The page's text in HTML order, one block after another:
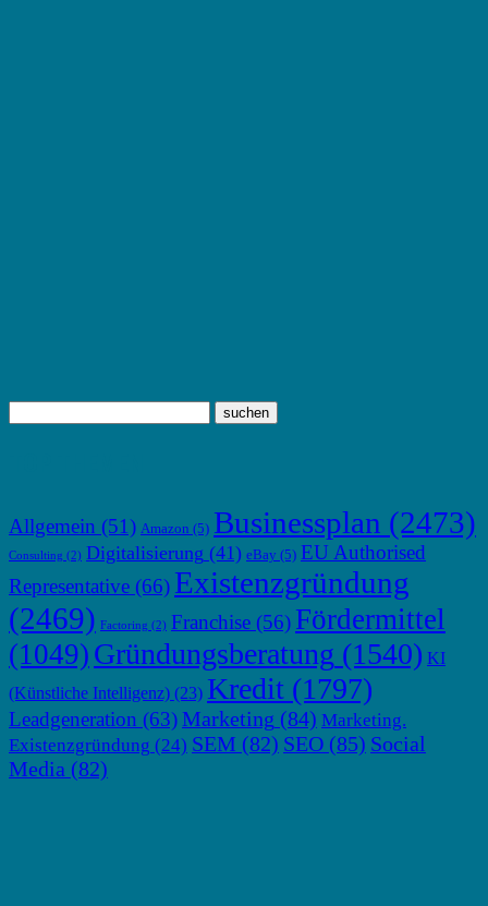
Allgemein (51) Amazon (5) Businessplan (2473)
Consulting (2) Digitalisierung (41) eBay (5) EU Authorised
Representative (66) Existenzgründung
(2469) Factoring (2) Franchise (56) Fördermittel
(1049) Gründungsberatung (1540) KI
(Künstliche Intelligenz) (23) Kredit (1797)
Leadgeneration (63)Marketing (84) Marketing.
Existenzgründung (24) SEM (82) SEO (85) Social
Media (82)